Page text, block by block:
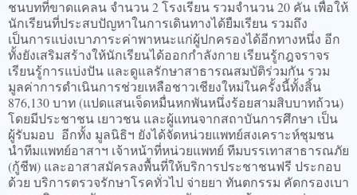
ชนบทที่ขาดแคลน จำนวน 2 โรงเรียน รวมจำนวน 20 คัน เพื่อให้
นักเรียนที่ประสบปัญหาในการเดินทางได้ยืมเรียน รวมถึง
เป็นการแบ่งเบาภาระค่าพาหนะแก่ผู้ปกครองได้อีกทางหนึ่ง อีก
ทั้งยังเสริมสร้างให้นักเรียนได้ออกกำลังกาย เรียนรู้กฎจราจร
เรียนรู้การแบ่งปัน และดูแลรักษาสาธารณสมบัติร่วมกัน รวม
มูลค่าการดำเนินการช่วยเหลือชาวเชียงใหม่ในครั้งนี้ทั้งสิ้น
876,130 บาท (แปดแสนเจ็ดหมื่นหกพันหนึ่งร้อยสามสิบบาทถ้วน)
โดยมีประชาชน เยาวชน และผู้แทนจากสถาบันการศึกษา เป็น
ผู้รับมอบ อีกทั้ง มูลนิธิฯ ยังได้จัดหน่วยแพทย์สงเคราะห์ชุมชน
นำทีมแพทย์อาสาฯ เจ้าหน้าที่หน่วยแพทย์ ทีมบรรเทาสาธารณภัย
(กู้ชีพ) และอาสาสมัครลงพื้นที่ให้บริการประชาชนฟรี ประกอบ
ด้วย บริการตรวจรักษาโรคทั่วไป จ่ายยา ทันตกรรม คัดกรองเบา